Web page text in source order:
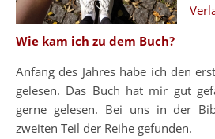
Wie kam ich zu dem Buch?
Anfang des Jahres habe ich den
gelesen. Das Buch hat mir gut
gerne gelesen. Bei uns in der
zweiten Teil der Reihe gefunden.